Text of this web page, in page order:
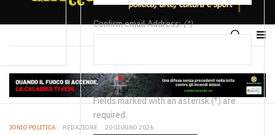
Confirm email Address:(*)
Fields marked with an asterisk (*) are
required.
JONIO POLITICA REDAZIONE 20 GIUGNO 2026